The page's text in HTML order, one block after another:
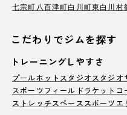
七宗町 八百津町白川町東白川村
こだわりでジムを探す
トレーニングしやすさ
プールホットスタジオ スタジオ
スポーツフィールド ラケットコ
ストレッチスペース スポーツエ